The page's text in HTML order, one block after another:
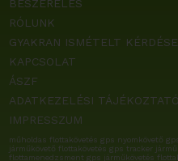
BESZERELÉS
RÓLUNK
GYAKRAN ISMÉTELT
KAPCSOLAT
ÁSZF
ADATKEZELÉSI TÁJÉKOZTATÓ
IMPRESSZUM
műholdas flottakövetés gps nyomkövető
járműkövető flottakövetés gps tracker
flottamenedzsment gps járműkövetés